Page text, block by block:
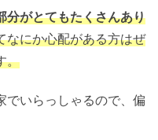
分がとてもたくさんあり
なにか心配がある方はぜ
。
でいらっしゃるので、偏